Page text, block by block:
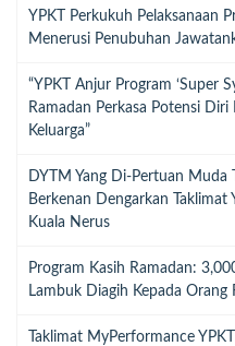
YPKT Perkukuh Pelaksanaan
Menerusi Penubuhan
“YPKT Anjur Program ‘Super
Ramadan Perkasa Potensi Diri
Keluarga”
DYTM Yang Di-Pertuan Muda
Berkenan Dengarkan Taklimat
Kuala Nerus
Program Kasih Ramadan:
Lambuk Diagih Kepada Orang
Taklimat MyPerformance